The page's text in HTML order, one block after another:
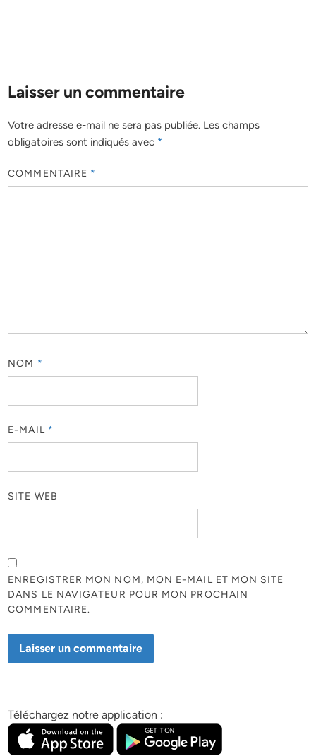
Laisser un commentaire
Votre adresse e-mail ne sera pas publiée. Les champs
obligatoires sont indiqués avec *
COMMENTAIRE *
NOM *
E-MAIL *
SITE WEB
ENREGISTRER MON NOM, MON E-MAIL ET MON SITE
DANS LE NAVIGATEUR POUR MON PROCHAIN
COMMENTAIRE.
Téléchargez notre application :